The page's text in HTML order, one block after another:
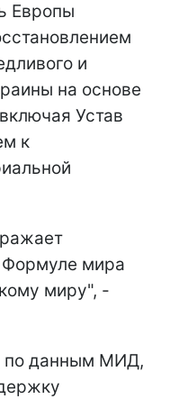
Европы
и
на основе
Устав
к
мира
миру", -
по данным МИД,